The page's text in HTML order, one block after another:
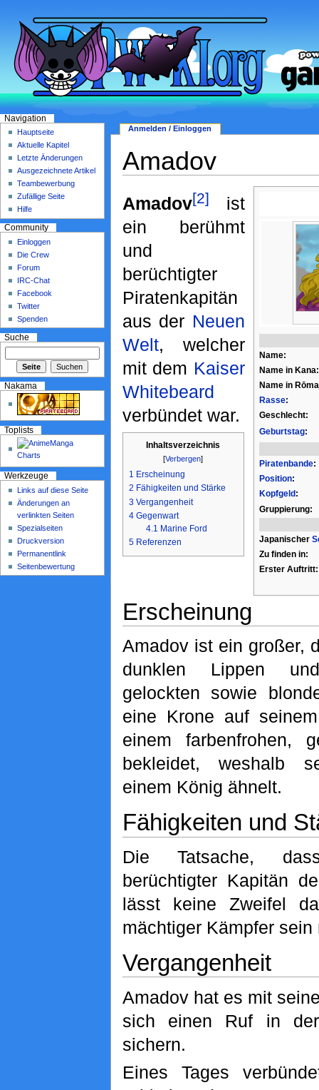
Amadov
Name:
Name in Kana:
Name in
Rasse:
Geschlecht:
Geburtstag:
Piratenbande:
Position:
Kopfgeld:
Gruppierung:
Japanischer
Zu finden in:
Erster Auftritt:
Amadov[2]
ist
ein berühmt
und
berüchtigter
Piratenkapitän
aus der Neuen
Welt, welcher
mit dem Kaiser
Whitebeard
verbündet war.
Inhaltsverzeichnis
[Verbergen]
1 Erscheinung
2 Fähigkeiten und Stärke
3 Vergangenheit
4 Gegenwart
4.1 Marine Ford
5 Referenzen
Erscheinung
Amadov ist ein großer,
dunklen Lippen
gelockten sowie
eine Krone auf
einem farbenfrohen,
bekleidet, weshalb
einem König ähnelt.
Fähigkeiten und
Die Tatsache,
berüchtigter Kapitän
lässt keine Zweifel
mächtiger Kämpfer sein
Vergangenheit
Amadov hat es mit
sich einen Ruf in
sichern.
Eines Tages
Anmelden / Einloggen
Navigation
Hauptseite
Aktuelle Kapitel
Letzte Änderungen
Ausgezeichnete Artikel
Teambewerbung
Zufällige Seite
Hilfe
Community
Einloggen
Die Crew
Forum
IRC-Chat
Facebook
Twitter
Spenden
Suche
Nakama
Toplists
Werkzeuge
Links auf diese Seite
Änderungen an
verlinkten Seiten
Spezialseiten
Druckversion
Permanentlink
Seitenbewertung